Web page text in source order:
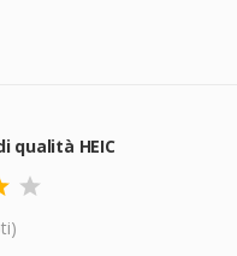
qualità HEIC